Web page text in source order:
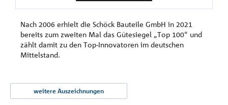
Nach 2006 erhielt die Schöck Bauteile GmbH in 2021
bereits zum zweiten Mal das Gütesiegel „Top 100“ und
zählt damit zu den Top-Innovatoren im deutschen
Mittelstand.
weitere Auszeichnungen